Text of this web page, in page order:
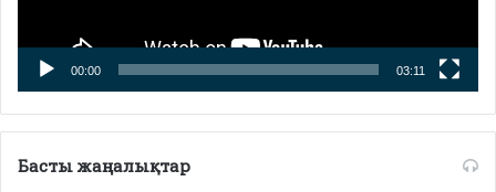
00:00 03:11
Басты жаңалықтар